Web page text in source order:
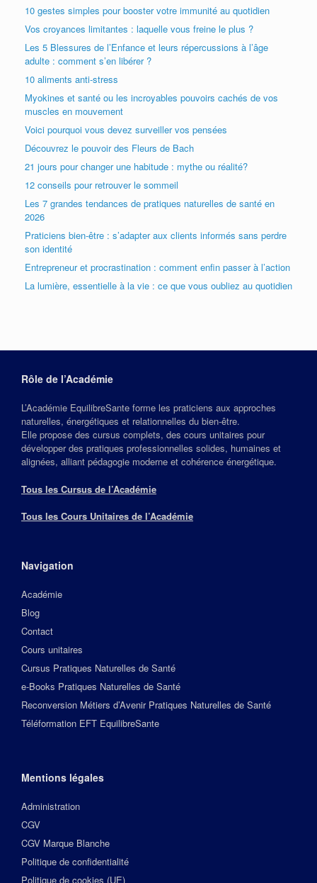
10 gestes simples pour booster votre immunité au quotidien
Vos croyances limitantes : laquelle vous freine le plus ?
Les 5 Blessures de l’Enfance et leurs répercussions à l’âge
adulte : comment s’en libérer ?
10 aliments anti-stress
Myokines et santé ou les incroyables pouvoirs cachés de vos
muscles en mouvement
Voici pourquoi vous devez surveiller vos pensées
Découvrez le pouvoir des Fleurs de Bach
21 jours pour changer une habitude : mythe ou réalité?
12 conseils pour retrouver le sommeil
Les 7 grandes tendances de pratiques naturelles de santé en
2026
Praticiens bien-être : s’adapter aux clients informés sans perdre
son identité
Entrepreneur et procrastination : comment enfin passer à l’action
La lumière, essentielle à la vie : ce que vous oubliez au quotidien
Rôle de l’Académie
L’Académie EquilibreSante forme les praticiens aux approches
naturelles, énergétiques et relationnelles du bien‑être.
Elle propose des cursus complets, des cours unitaires pour
développer des pratiques professionnelles solides, humaines et
alignées, alliant pédagogie moderne et cohérence énergétique.
Tous les Cursus de l’Académie
Tous les Cours Unitaires de l’Académie
Navigation
Académie
Blog
Contact
Cours unitaires
Cursus Pratiques Naturelles de Santé
e-Books Pratiques Naturelles de Santé
Reconversion Métiers d’Avenir Pratiques Naturelles de Santé
Téléformation EFT EquilibreSante
Mentions légales
Administration
CGV
CGV Marque Blanche
Politique de confidentialité
Politique de cookies (UE)